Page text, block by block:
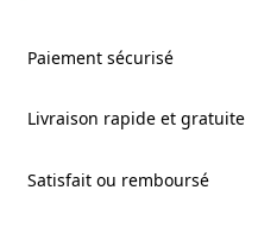
Paiement sécurisé
Livraison rapide et gratuite
Satisfait ou remboursé